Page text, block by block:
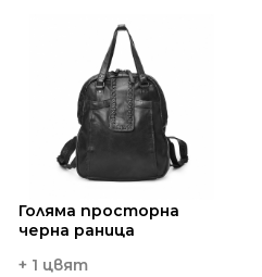
Голяма просторна
черна раница
+ 1 цвят